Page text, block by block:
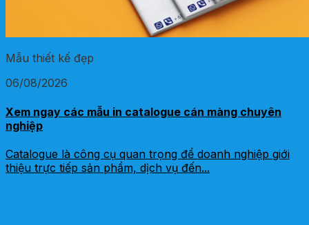
Mẫu thiết kế đẹp
06/08/2026
Xem ngay các mẫu in catalogue cán màng chuyên
nghiệp
Catalogue là công cụ quan trọng để doanh nghiệp giới
thiệu trực tiếp sản phẩm, dịch vụ đến...